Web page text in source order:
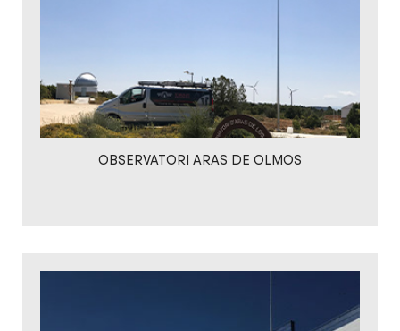
OBSERVATORI ARAS DE OLMOS